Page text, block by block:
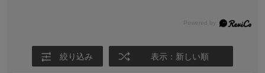
絞り込み 表示：新しい順